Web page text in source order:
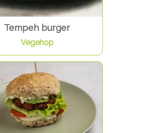
Tempeh burger
Vegehop